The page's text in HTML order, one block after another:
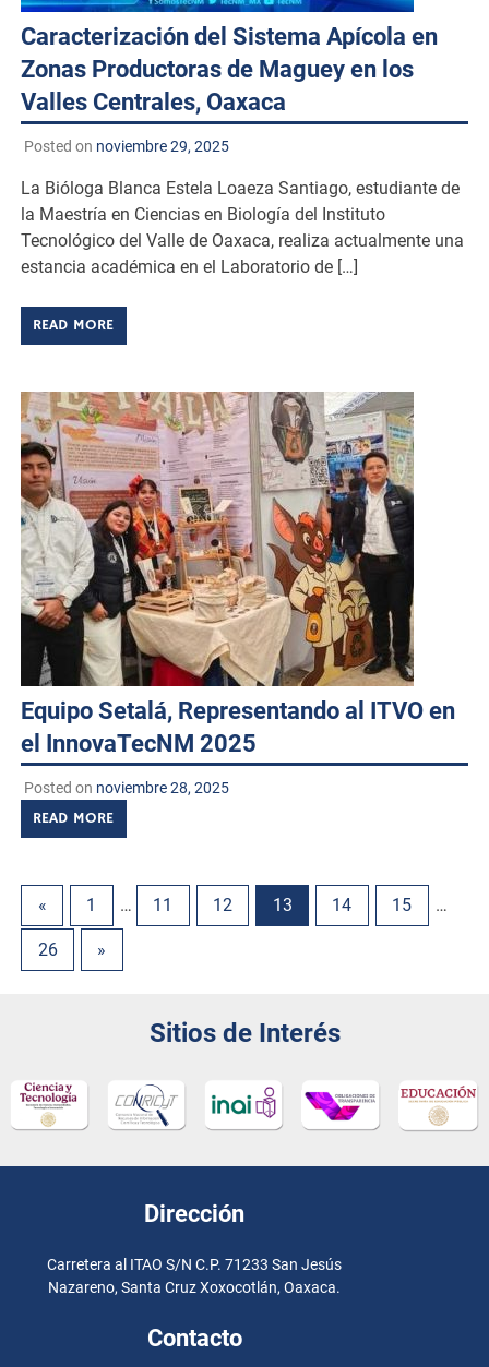
Caracterización del Sistema Apícola en
Zonas Productoras de Maguey en los
Valles Centrales, Oaxaca
Posted on noviembre 29, 2025
La Bióloga Blanca Estela Loaeza Santiago, estudiante de
la Maestría en Ciencias en Biología del Instituto
Tecnológico del Valle de Oaxaca, realiza actualmente una
estancia académica en el Laboratorio de […]
READ MORE
Equipo Setalá, Representando al ITVO en
el InnovaTecNM 2025
Posted on noviembre 28, 2025
READ MORE
« 1 … 11 12 13 14 15 …
26 »
Sitios de Interés
Dirección
Carretera al ITAO S/N C.P. 71233 San Jesús
Nazareno, Santa Cruz Xoxocotlán, Oaxaca.
Contacto